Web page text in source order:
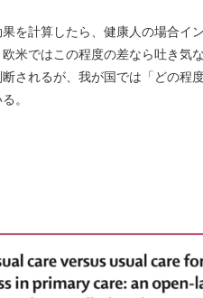
を計算したら、健康人の場合イ
米ではこの程度の差なら吐き気
されるが、我が国では「どの程
。